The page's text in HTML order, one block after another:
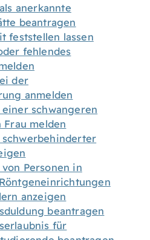
anerkannte
beantragen
feststellen lassen
fehlendes
der
anmelden
schwangeren
melden
Personen in
anzeigen
beantragen
für